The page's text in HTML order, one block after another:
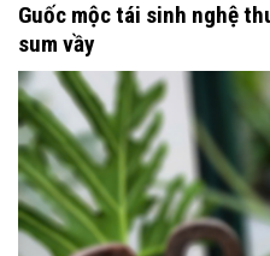
Guốc mộc tái sinh nghệ
sum vầy